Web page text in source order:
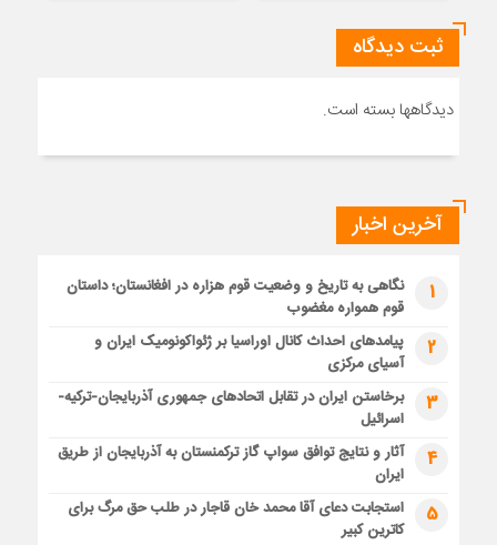
ثبت دیدگاه
دیدگاهها بسته است.
آخرین اخبار
1
نگاهی به تاریخ و وضعیت قوم هزاره در افغانستان؛ داستان
قوم همواره مغضوب
2
پیامدهای احداث کانال اوراسیا بر ژئواکونومیک ایران و
آسیای مرکزی
3
برخاستن ایران در تقابل اتحادهای جمهوری آذربایجان-ترکیه-
اسرائیل
4
آثار و نتایج توافق سواپ گاز ترکمنستان به آذربایجان از طریق
ایران
5
استجابت دعای آقا محمد خان قاجار در طلب حق مرگ برای
کاترین کبیر